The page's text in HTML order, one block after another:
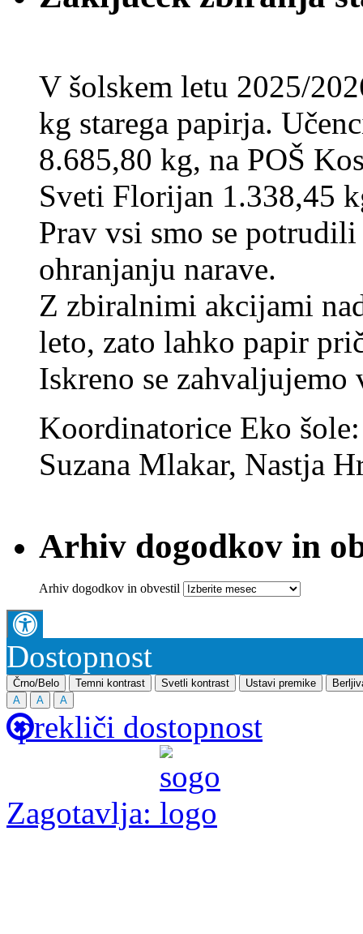
V šolskem letu 2025/
kg starega papirja.
8.685,80 kg, na POŠ
Sveti Florijan 1.338,45
Prav vsi smo se
ohranjanju narave.
Z zbiralnimi akcijami
leto, zato lahko papir
Iskreno se zahvaljujemo
Koordinatorice Eko
Suzana Mlakar, Nastja
Arhiv dogodkov in
Arhiv dogodkov in obvestil
Dostopnost
Črno/Belo Temni kontrast Svetli kontrast Ustavi premike
A
A A
prekliči dostopnost
Zagotavlja: